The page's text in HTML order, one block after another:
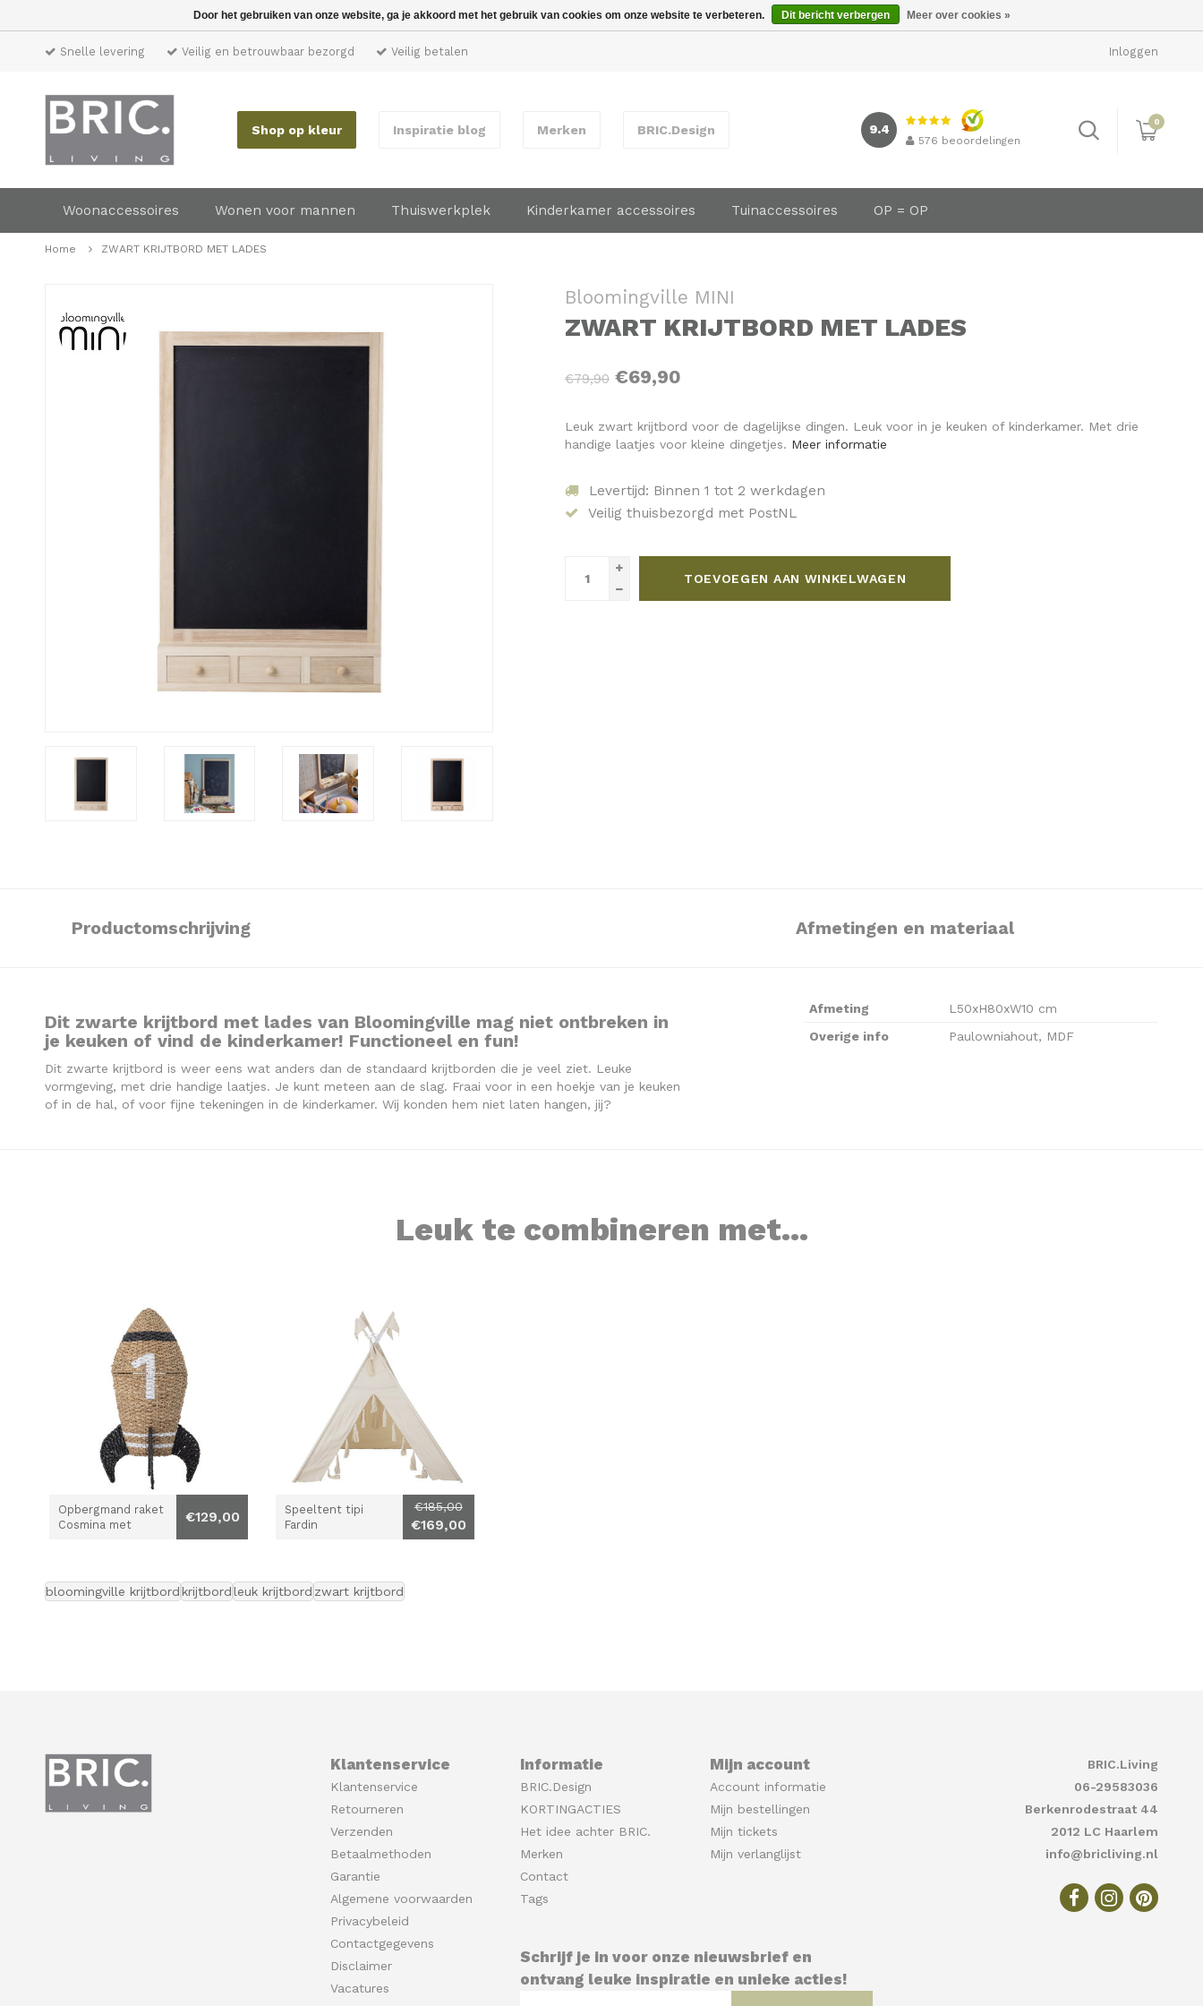
Snelle levering Veilig en betrouwbaar bezorgd Veilig betalen Inloggen
Shop op kleur Inspiratie blog Merken BRIC.Design 9.4
576 beoordelingen
0
Woonaccessoires Wonen voor mannen Thuiswerkplek Kinderkamer accessoires Tuinaccessoires OP = OP
Home ZWART KRIJTBORD MET LADES
Bloomingville MINI
ZWART KRIJTBORD MET LADES
€79,90€69,90
Leuk zwart krijtbord voor de dagelijkse dingen. Leuk voor in je keuken of kinderkamer. Met drie
handige laatjes voor kleine dingetjes. Meer informatie
Levertijd: Binnen 1 tot 2 werkdagen
Veilig thuisbezorgd met PostNL
TOEVOEGEN AAN WINKELWAGEN
Productomschrijving Afmetingen en materiaal
Dit zwarte krijtbord met lades van Bloomingville mag niet ontbreken in
je keuken of vind de kinderkamer! Functioneel en fun!
Dit zwarte krijtbord is weer eens wat anders dan de standaard krijtborden die je veel ziet. Leuke
vormgeving, met drie handige laatjes. Je kunt meteen aan de slag. Fraai voor in een hoekje van je keuken
of in de hal, of voor fijne tekeningen in de kinderkamer. Wij konden hem niet laten hangen, jij?
Afmeting
L50xH80xW10 cm
Overige info
Paulowniahout, MDF
Leuk te combineren met...
Opbergmand raket
Cosmina met
€129,00
Speeltent tipi
Fardin
€185,00
€169,00
bloomingville krijtbord krijtbord leuk krijtbord zwart krijtbord
Klantenservice
Klantenservice
Retourneren
Verzenden
Betaalmethoden
Garantie
Algemene voorwaarden
Privacybeleid
Contactgegevens
Disclaimer
Vacatures
Informatie
BRIC.Design
KORTINGACTIES
Het idee achter BRIC.
Merken
Contact
Tags
Mijn account
Account informatie
Mijn bestellingen
Mijn tickets
Mijn verlanglijst
Schrijf je in voor onze nieuwsbrief en
ontvang leuke inspiratie en unieke acties!
BRIC.Living
06-29583036
Berkenrodestraat 44
2012 LC Haarlem
info@bricliving.nl
Door het gebruiken van onze website, ga je akkoord met het gebruik van cookies om onze website te verbeteren. Dit bericht verbergen Meer over cookies »